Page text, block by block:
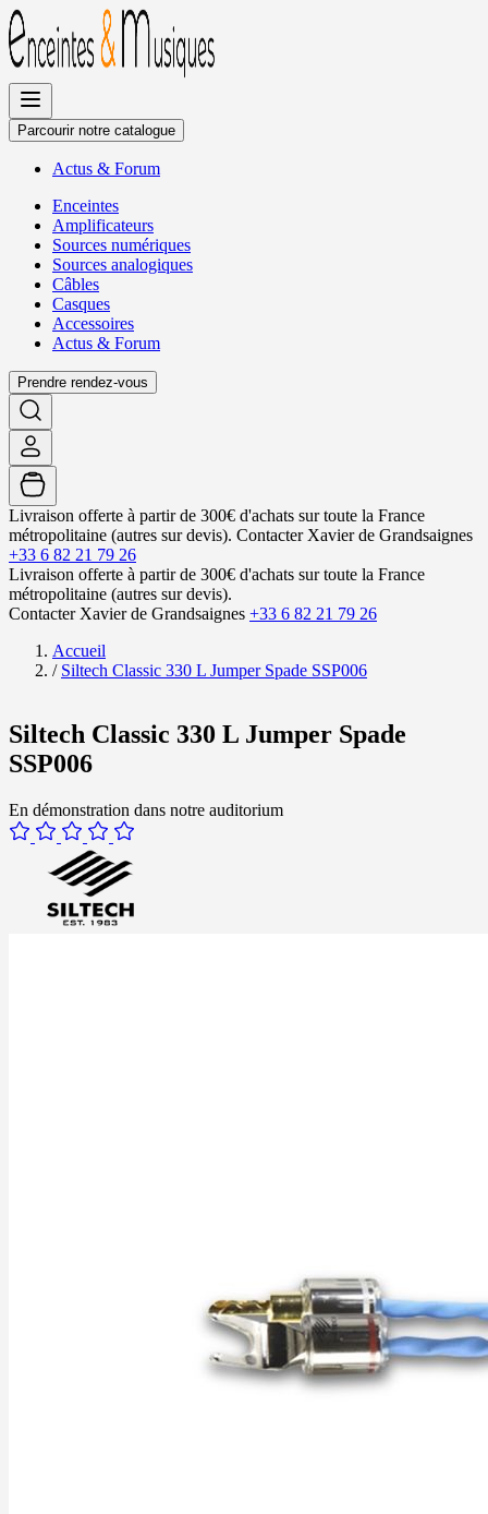
Allez
au
contenu
Parcourir notre catalogue
Actus & Forum
Enceintes
Amplificateurs
Sources numériques
Sources analogiques
Câbles
Casques
Accessoires
Actus & Forum
Prendre rendez-vous
Livraison offerte à partir de 300€ d'achats sur toute la France
métropolitaine (autres sur devis). Contacter Xavier de Grandsaignes
+33 6 82 21 79 26
Livraison offerte à partir de 300€ d'achats sur toute la France
métropolitaine (autres sur devis).
Contacter Xavier de Grandsaignes +33 6 82 21 79 26
Accueil
/ Siltech Classic 330 L Jumper Spade SSP006
Siltech Classic 330 L Jumper Spade
SSP006
En démonstration dans notre auditorium